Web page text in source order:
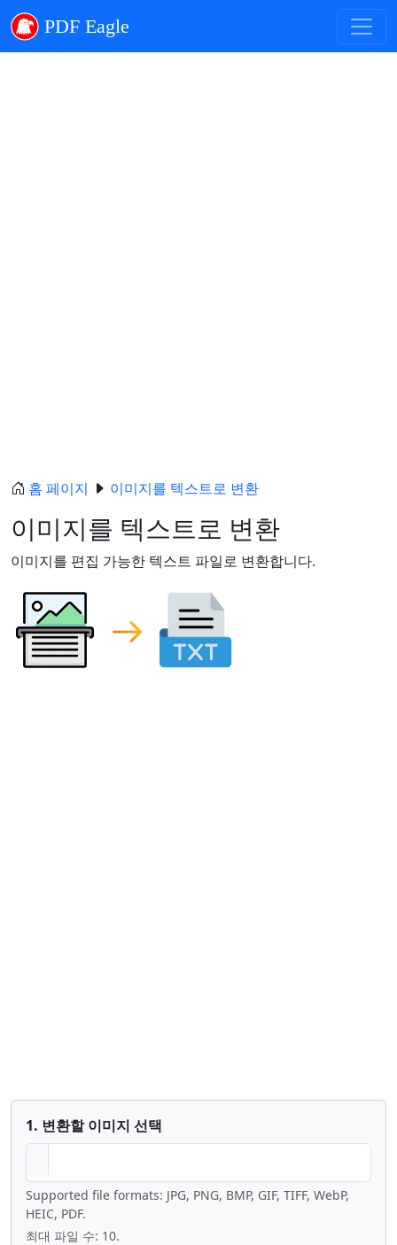
PDF Eagle
홈 페이지 이미지를 텍스트로 변환
이미지를 텍스트로 변환
이미지를 편집 가능한 텍스트 파일로 변환합니다.
1. 변환할 이미지 선택
Supported file formats: JPG, PNG, BMP, GIF, TIFF, WebP,
HEIC, PDF.
최대 파일 수: 10.